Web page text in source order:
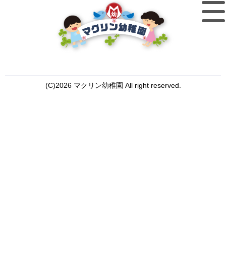
(C)2026 マクリン幼稚園 All right reserved.